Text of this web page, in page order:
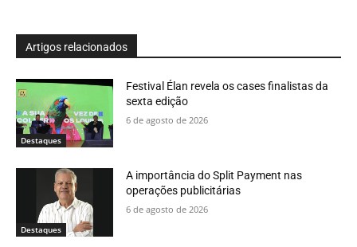
Artigos relacionados
Destaques
Festival Élan revela os cases finalistas da
sexta edição
6 de agosto de 2026
Destaques
A importância do Split Payment nas
operações publicitárias
6 de agosto de 2026